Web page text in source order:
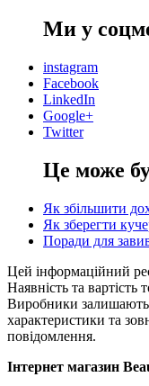
Ми у
instagram
Facebook
LinkedIn
Google+
Twitter
Це може
Як збільшити
Як зберегти
Поради для
Цей інформаційний
Наявність та
Виробники залишають
характеристики та
повідомлення.
Інтернет магазин